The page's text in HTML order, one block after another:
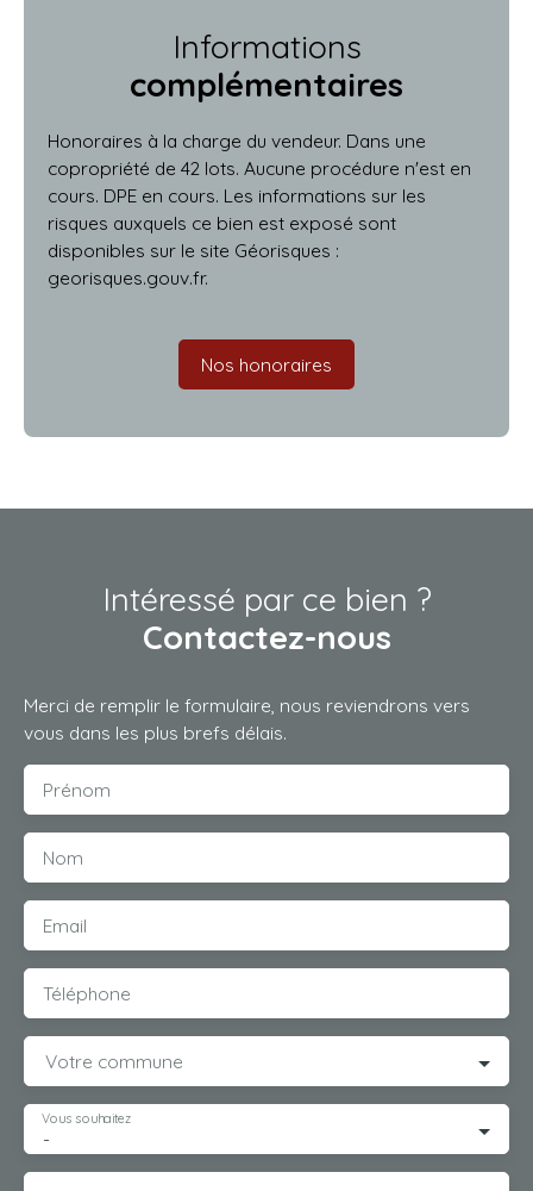
Informations
complémentaires
Honoraires à la charge du vendeur. Dans une
copropriété de 42 lots. Aucune procédure n'est en
cours. DPE en cours. Les informations sur les
risques auxquels ce bien est exposé sont
disponibles sur le site Géorisques :
georisques.gouv.fr.
Nos honoraires
Intéressé par ce bien ?
Contactez-nous
Merci de remplir le formulaire, nous reviendrons vers
vous dans les plus brefs délais.
Prénom
Nom
Email
Téléphone
Votre commune
-
Vous souhaitez